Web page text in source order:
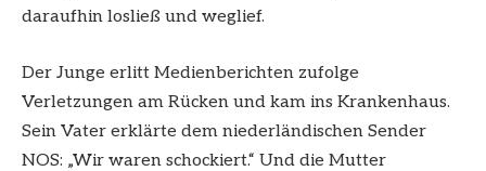
daraufhin losließ und weglief.
Der Junge erlitt Medienberichten zufolge
Verletzungen am Rücken und kam ins Krankenhaus.
Sein Vater erklärte dem niederländischen Sender
NOS: „Wir waren schockiert.“ Und die Mutter